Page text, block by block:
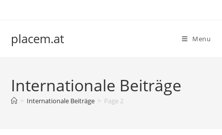
placem.at Menu
Internationale Beiträge
> Internationale Beiträge > Page 2